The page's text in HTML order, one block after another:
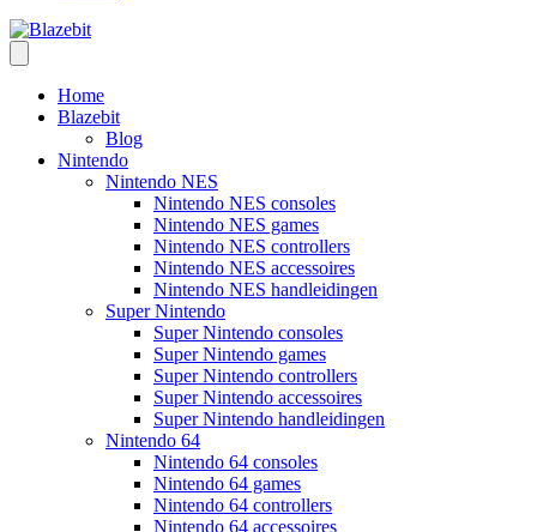
Home
Blazebit
Blog
Nintendo
Nintendo NES
Nintendo NES consoles
Nintendo NES games
Nintendo NES controllers
Nintendo NES accessoires
Nintendo NES handleidingen
Super Nintendo
Super Nintendo consoles
Super Nintendo games
Super Nintendo controllers
Super Nintendo accessoires
Super Nintendo handleidingen
Nintendo 64
Nintendo 64 consoles
Nintendo 64 games
Nintendo 64 controllers
Nintendo 64 accessoires